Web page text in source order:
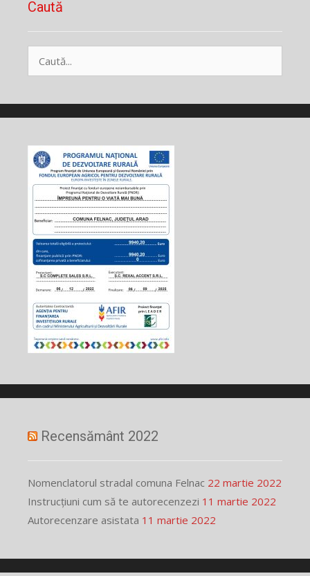
Caută
după:
Recensământ 2022
Nomenclatorul stradal comuna Felnac 22 martie 2022
Instrucțiuni cum să te autorecenzezi 11 martie 2022
Autorecenzare asistata 11 martie 2022